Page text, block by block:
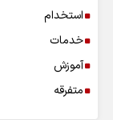
استخدام
خدمات
آموزش
متفرقه